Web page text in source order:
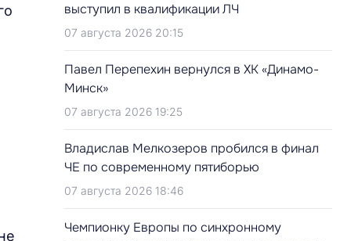
выступил в квалификации ЛЧ
07 августа 2026 20:15
Павел Перепехин вернулся в ХК «Динамо-
Минск»
07 августа 2026 19:25
Владислав Мелкозеров пробился в финал
ЧЕ по современному пятиборью
07 августа 2026 18:46
Чемпионку Европы по синхронному